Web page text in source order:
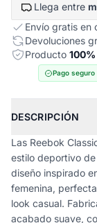
Llega entre
Envío gratis en
Devoluciones
Producto
Pago seguro
DESCRIPCIÓN
Las Reebok
estilo deportivo
diseño inspirado
femenina,
look casual.
acabado suave,